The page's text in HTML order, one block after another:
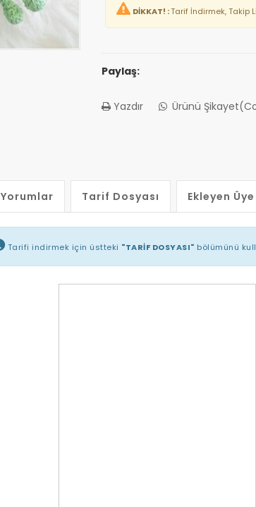
DİKKAT! :Tarif İndirmek, Takip
Paylaş:
Yazdır Ürünü
Yorumlar Tarif Dosyası Ekleyen
Tarifi indirmek için üstteki "TARİF DOSYASI" bölümünü